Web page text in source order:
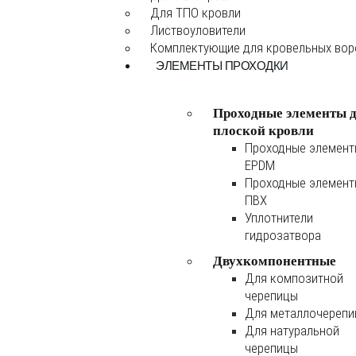
Для ТПО кровли
Листвоуловители
Комплектующие для кровельных
ЭЛЕМЕНТЫ ПРОХОДКИ
Проходные элементы
плоской кровли
Проходные
EPDM
Проходные
ПВХ
Уплотнители
гидрозатвора
Двухкомпонентные
Для композитной
черепицы
Для
Для натуральной
черепицы